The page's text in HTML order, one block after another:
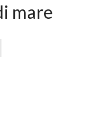
mare